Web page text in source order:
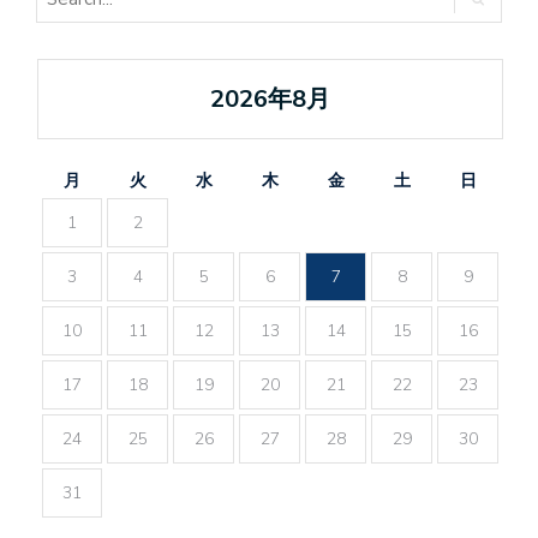
2026年8月
月 火 水 木 金 土
日
1
2
3 4 5 6 7 8 9
10 11 12 13 14 15 16
17 18 19 20 21 22 23
24 25 26 27 28 29 30
31